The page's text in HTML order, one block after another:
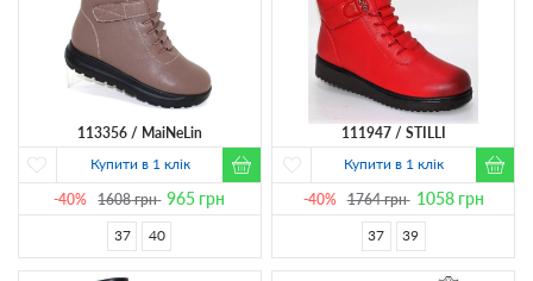
113356
MaiNeLin
Купити в 1 клік
-40% 1608грн 965 грн
37 40
111947
STILLI
Купити в 1 клік
-40% 1764грн 1058грн
37 39